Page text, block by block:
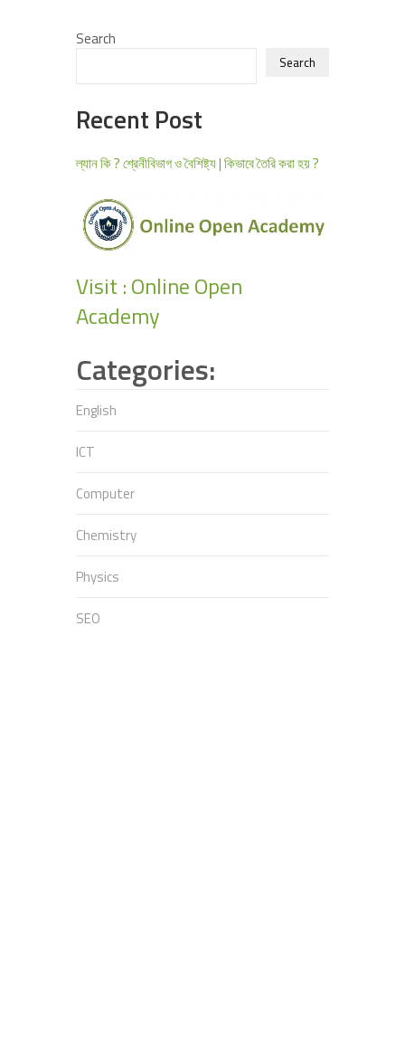
Search
Search
Recent Post
ল্যান কি ? শ্রেনীবিভাগ ও বৈশিষ্ট্য | কিভাবে তৈরি করা হয় ?
Visit : Online Open
Academy
Categories:
English
ICT
Computer
Chemistry
Physics
SEO